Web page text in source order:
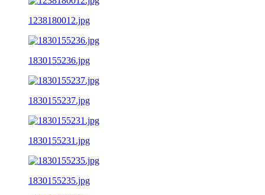
1238180012.jpg
1830155236.jpg
1830155237.jpg
1830155231.jpg
1830155235.jpg